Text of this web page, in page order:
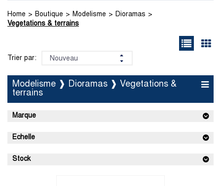
Home Boutique Modelisme
Dioramas
Vegetations & terrains
Trier par:
Modelisme ❱ Dioramas ❱ Vegetations &
terrains
Marque
Echelle
Stock